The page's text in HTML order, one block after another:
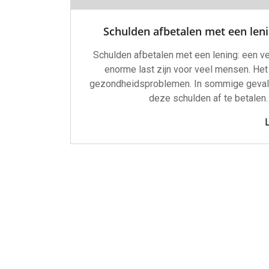
Schulden afbetalen met een
Schulden afbetalen met een lening: een
enorme last zijn voor veel mensen.
gezondheidsproblemen. In sommige
deze schulden af te